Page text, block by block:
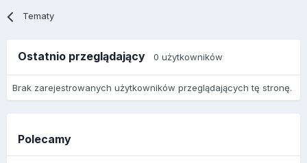
Tematy
Ostatnio przeglądający 0 użytkowników
Brak zarejestrowanych użytkowników przeglądających tę stronę.
Polecamy